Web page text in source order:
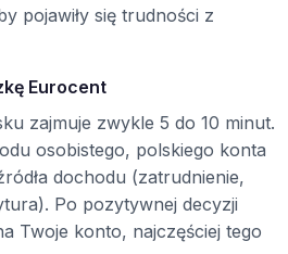
pojawiły się trudności z
Eurocent
zajmuje zwykle 5 do 10 minut.
osobistego, polskiego konta
dochodu (zatrudnienie,
Po pozytywnej decyzji
Twoje konto, najczęściej tego